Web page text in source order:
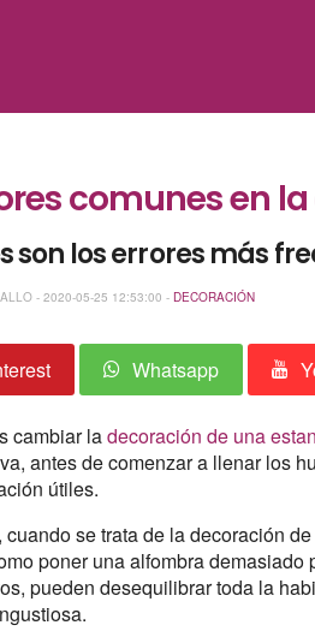
comunes en
son los errores más
- 2020-05-25 12:53:00 -DECORACIÓN
Whatsapp
cambiar ladecoración de una
antes de comenzar a llenar los
útiles.
cuando se trata de la decoración
poner una alfombra
pueden desequilibrar toda la